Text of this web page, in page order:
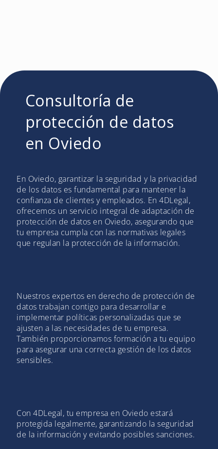
Consultoría de
protección de datos
en Oviedo
En Oviedo, garantizar la seguridad y la privacidad
de los datos es fundamental para mantener la
confianza de clientes y empleados. En 4DLegal,
ofrecemos un servicio integral de adaptación de
protección de datos en Oviedo, asegurando que
tu empresa cumpla con las normativas legales
que regulan la protección de la información.
Nuestros expertos en derecho de protección de
datos trabajan contigo para desarrollar e
implementar políticas personalizadas que se
ajusten a las necesidades de tu empresa.
También proporcionamos formación a tu equipo
para asegurar una correcta gestión de los datos
sensibles.
Con 4DLegal, tu empresa en Oviedo estará
protegida legalmente, garantizando la seguridad
de la información y evitando posibles sanciones.